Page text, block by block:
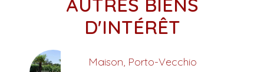
D'INTÉRÊT
Maison, Porto-Vecchio